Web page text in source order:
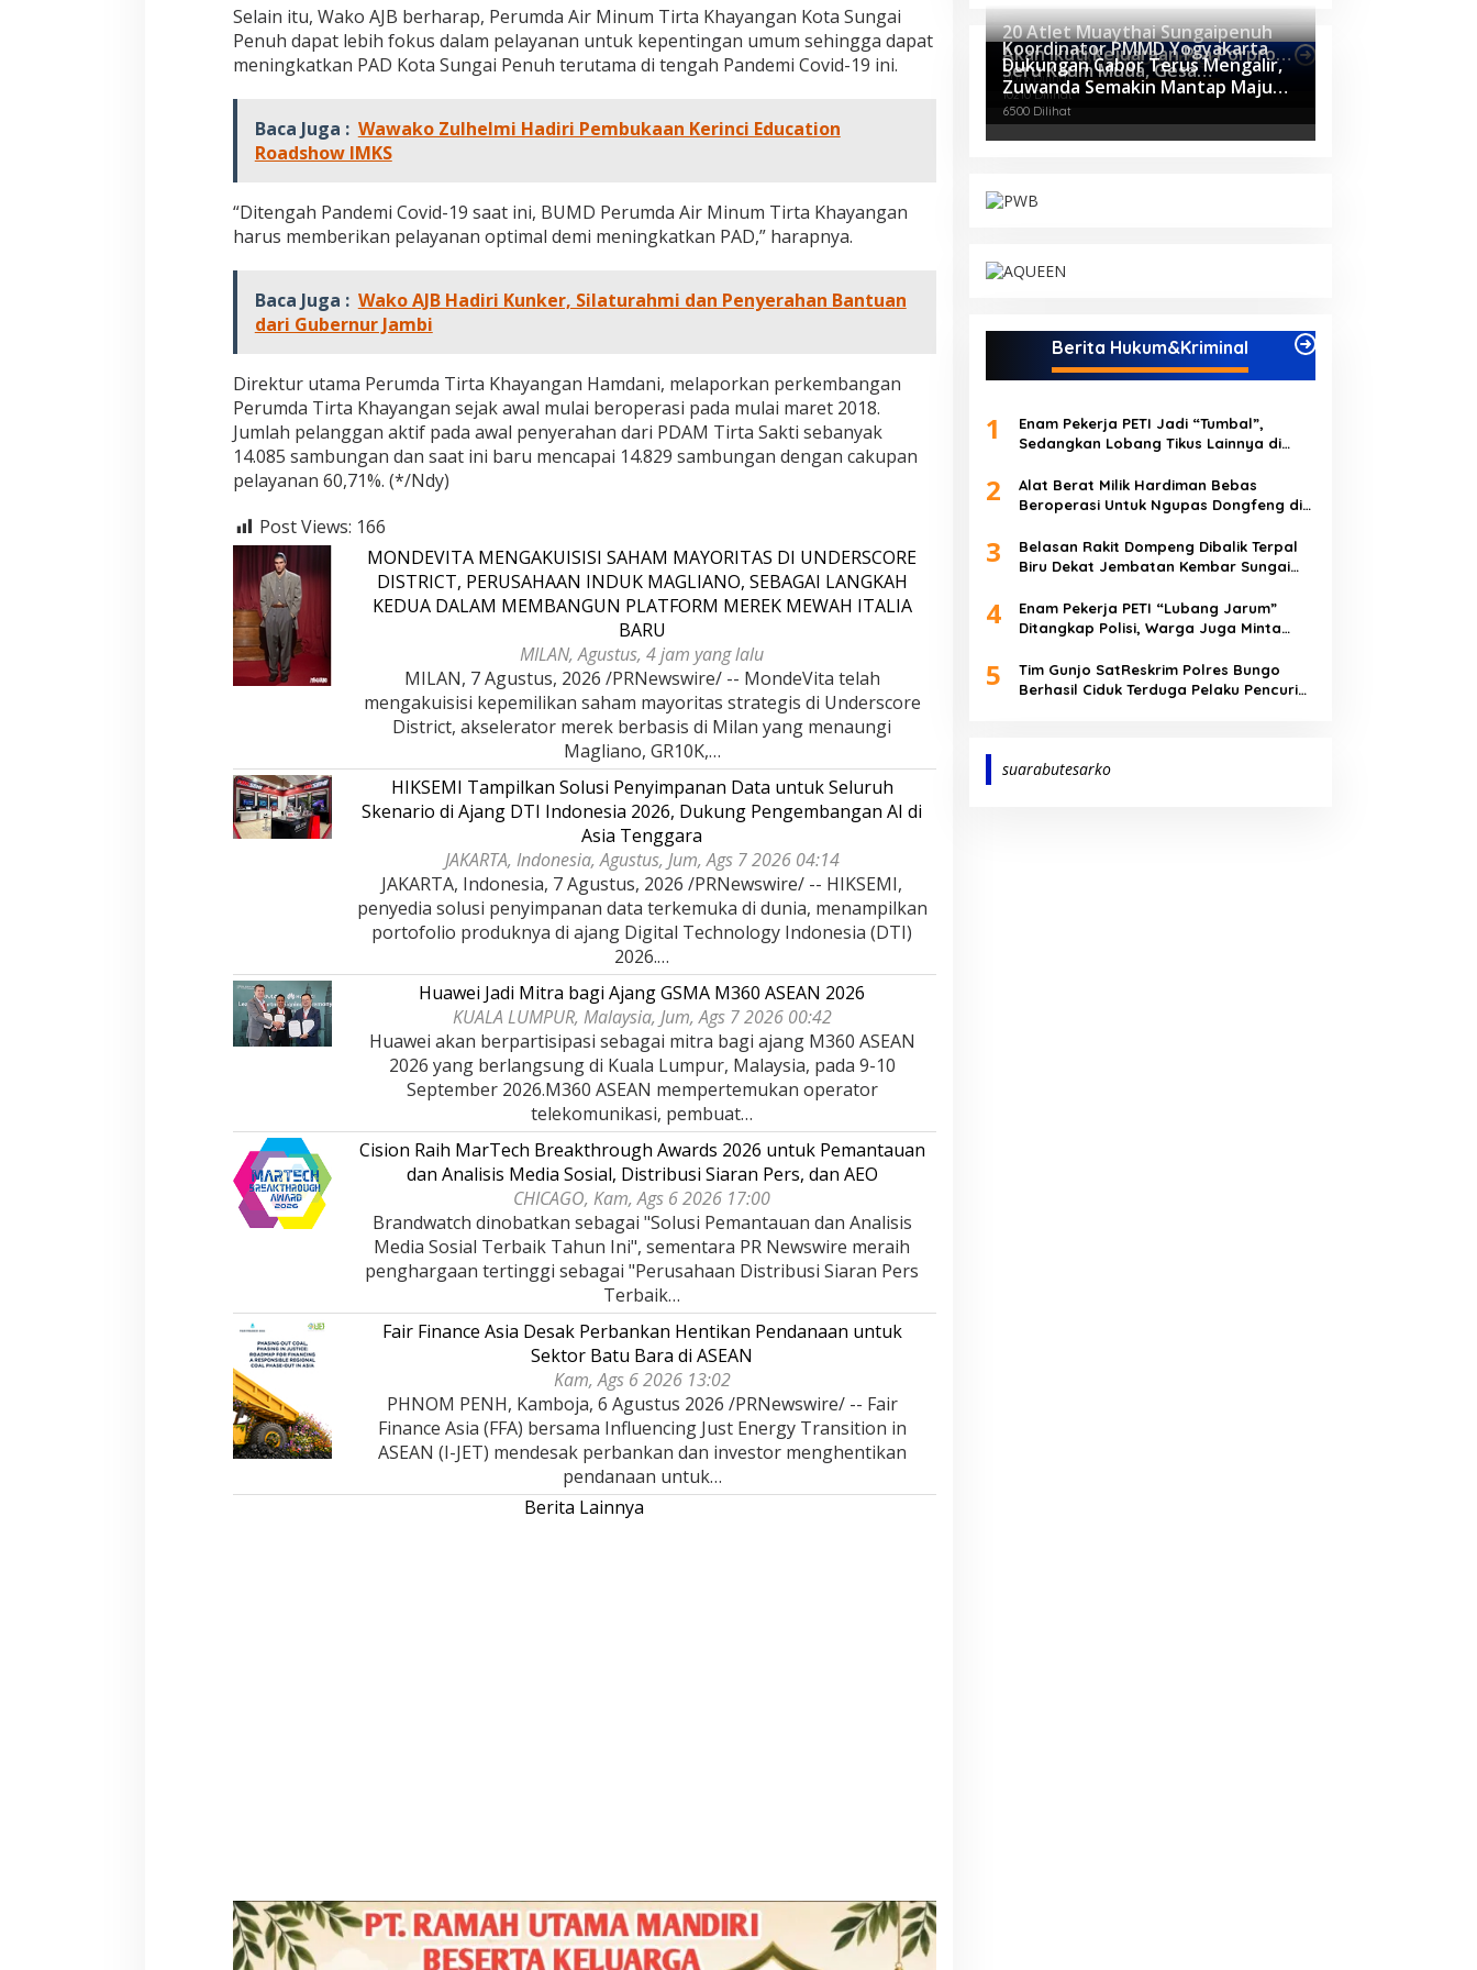
v
i
d
F
s
k
a
e
l
a
n
a
n
d
a
i
n
g
k
P
A
Selain itu, Wako AJB berharap, Perumda Air Minum Tirta Khayangan Kota Sungai
Penuh dapat lebih fokus dalam pelayanan untuk kepentingan umum sehingga dapat
meningkatkan PAD Kota Sungai Penuh terutama di tengah Pandemi Covid-19 ini.
Baca Juga : Wawako Zulhelmi Hadiri Pembukaan Kerinci Education
Roadshow IMKS
“Ditengah Pandemi Covid-19 saat ini, BUMD Perumda Air Minum Tirta Khayangan
harus memberikan pelayanan optimal demi meningkatkan PAD,” harapnya.
Baca Juga : Wako AJB Hadiri Kunker, Silaturahmi dan Penyerahan Bantuan
dari Gubernur Jambi
Direktur utama Perumda Tirta Khayangan Hamdani, melaporkan perkembangan
Perumda Tirta Khayangan sejak awal mulai beroperasi pada mulai maret 2018.
Jumlah pelanggan aktif pada awal penyerahan dari PDAM Tirta Sakti sebanyak
14.085 sambungan dan saat ini baru mencapai 14.829 sambungan dengan cakupan
pelayanan 60,71%. (*/Ndy)
Post Views: 166
MONDEVITA MENGAKUISISI SAHAM MAYORITAS DI UNDERSCORE
DISTRICT, PERUSAHAAN INDUK MAGLIANO, SEBAGAI LANGKAH
KEDUA DALAM MEMBANGUN PLATFORM MEREK MEWAH ITALIA
BARU
MILAN, Agustus, 4 jam yang lalu
MILAN, 7 Agustus, 2026 /PRNewswire/ -- MondeVita telah
mengakuisisi kepemilikan saham mayoritas strategis di Underscore
District, akselerator merek berbasis di Milan yang menaungi
Magliano, GR10K,…
HIKSEMI Tampilkan Solusi Penyimpanan Data untuk Seluruh
Skenario di Ajang DTI Indonesia 2026, Dukung Pengembangan AI di
Asia Tenggara
JAKARTA, Indonesia, Agustus, Jum, Ags 7 2026 04:14
JAKARTA, Indonesia, 7 Agustus, 2026 /PRNewswire/ -- HIKSEMI,
penyedia solusi penyimpanan data terkemuka di dunia, menampilkan
portofolio produknya di ajang Digital Technology Indonesia (DTI)
2026.…
Huawei Jadi Mitra bagi Ajang GSMA M360 ASEAN 2026
KUALA LUMPUR, Malaysia, Jum, Ags 7 2026 00:42
Huawei akan berpartisipasi sebagai mitra bagi ajang M360 ASEAN
2026 yang berlangsung di Kuala Lumpur, Malaysia, pada 9-10
September 2026.M360 ASEAN mempertemukan operator
telekomunikasi, pembuat…
Cision Raih MarTech Breakthrough Awards 2026 untuk Pemantauan
dan Analisis Media Sosial, Distribusi Siaran Pers, dan AEO
CHICAGO, Kam, Ags 6 2026 17:00
Brandwatch dinobatkan sebagai "Solusi Pemantauan dan Analisis
Media Sosial Terbaik Tahun Ini", sementara PR Newswire meraih
penghargaan tertinggi sebagai "Perusahaan Distribusi Siaran Pers
Terbaik…
Fair Finance Asia Desak Perbankan Hentikan Pendanaan untuk
Sektor Batu Bara di ASEAN
Kam, Ags 6 2026 13:02
PHNOM PENH, Kamboja, 6 Agustus 2026 /PRNewswire/ -- Fair
Finance Asia (FFA) bersama Influencing Just Energy Transition in
ASEAN (I-JET) mendesak perbankan dan investor menghentikan
pendanaan untuk…
Berita Lainnya
Berita Olahraga
20 Atlet Muaythai Sungaipenuh
Akan Ikuti Kejuaraan Pra Porprov
di Jambi
11076 Dilihat
Koordinator PMMD Yogyakarta
Seru Kaum Muda, Gesa
Kemandirian Ekonomi dan Inovasi
Desa
10210 Dilihat
Dukungan Cabor Terus Mengalir,
Zuwanda Semakin Mantap Maju
sebagai Calon Ketua KONI
6500 Dilihat
Berita Hukum&Kriminal
1
Enam Pekerja PETI Jadi “Tumbal”,
Sedangkan Lobang Tikus Lainnya di
Beroperasi
2
Alat Berat Milik Hardiman Bebas
Beroperasi Untuk Ngupas Dongfeng di
3
Belasan Rakit Dompeng Dibalik Terpal
Biru Dekat Jembatan Kembar Sungai
4
Enam Pekerja PETI “Lubang Jarum”
Ditangkap Polisi, Warga Juga Minta
5
Tim Gunjo SatReskrim Polres Bungo
Berhasil Ciduk Terduga Pelaku Pencuri
suarabutesarko